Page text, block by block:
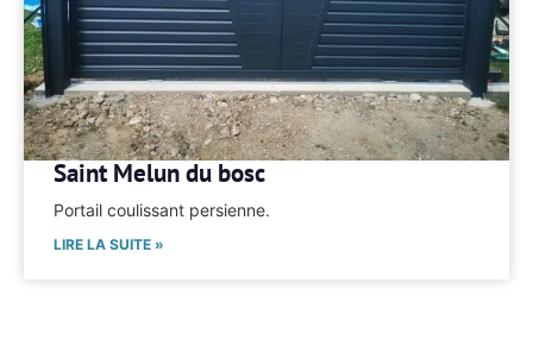
Saint Melun du bosc
Portail coulissant persienne.
LIRE LA SUITE »